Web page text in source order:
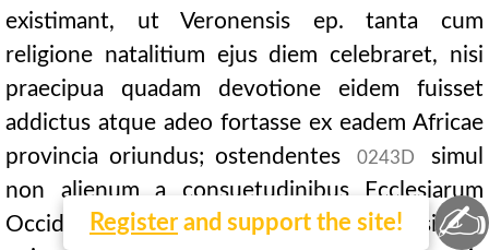
existimant, ut Veronensis ep. tanta cum
religione natalitium ejus diem celebraret, nisi
praecipua quadam devotione eidem fuisset
addictus atque adeo fortasse ex eadem Africae
provincia oriundus; ostendentes
0243D
simul
non alienum a consuetudinibus Ecclesiarum
Occidentis fuisse, ut Africanos meritis insignes
Register and support the site! ✍